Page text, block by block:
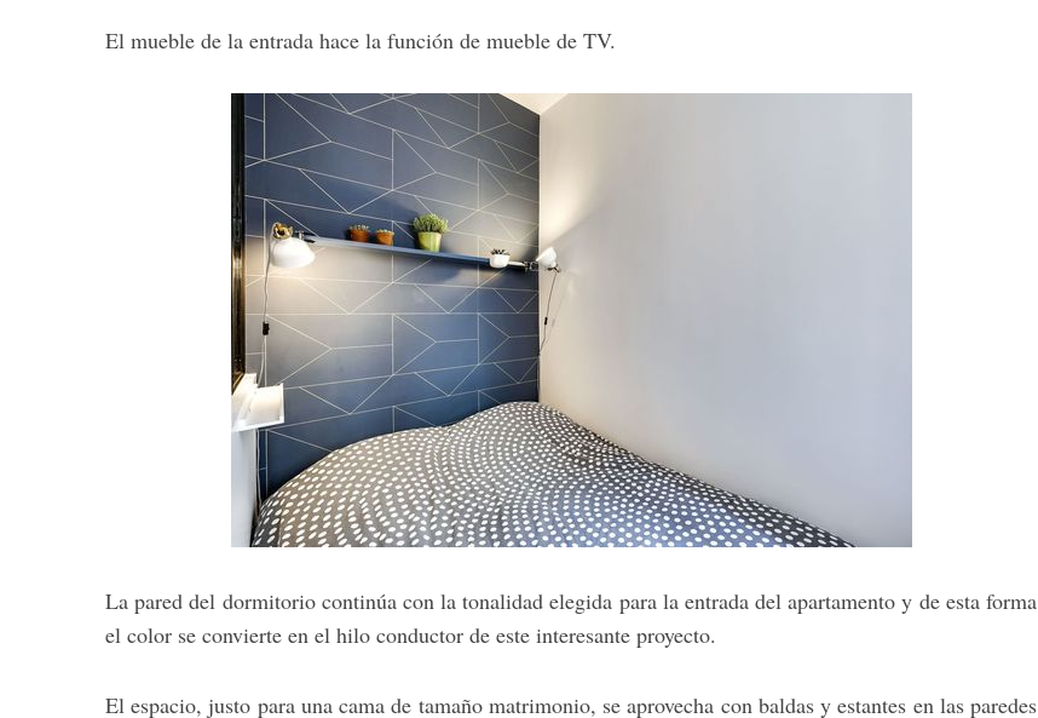
El mueble de la entrada hace la función de mueble de TV.
La pared del dormitorio continúa con la tonalidad elegida para la entrada del apartamento y de esta forma
el color se convierte en el hilo conductor de este interesante proyecto.
El espacio, justo para una cama de tamaño matrimonio, se aprovecha con baldas y estantes en las paredes